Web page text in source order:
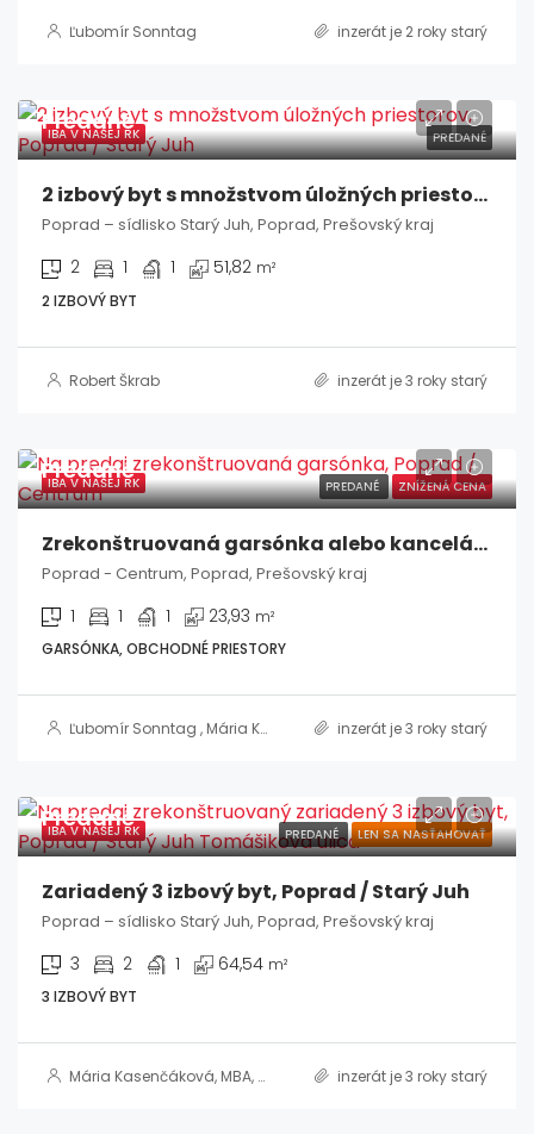
Ľubomír Sonntag inzerát je 2 roky starý
IBA V NAŠEJ RK PREDANÉ
Predané
2 izbový byt s množstvom úložných priestorov, Poprad / Starý Juh
Poprad – sídlisko Starý Juh, Poprad, Prešovský kraj
2 1 1 51,82 m²
2 IZBOVÝ BYT
Robert Škrab inzerát je 3 roky starý
IBA V NAŠEJ RK PREDANÉ ZNÍŽENÁ CENA
Predané
Zrekonštruovaná garsónka alebo kancelária, Poprad / Centrum
Poprad - Centrum, Poprad, Prešovský kraj
1 1 1 23,93 m²
GARSÓNKA, OBCHODNÉ PRIESTORY
Ľubomír Sonntag , Mária Kasenčáková, MBA, RSc. inzerát je 3 roky starý
IBA V NAŠEJ RK PREDANÉ LEN SA NASŤAHOVAŤ
Predané
Zariadený 3 izbový byt, Poprad / Starý Juh
Poprad – sídlisko Starý Juh, Poprad, Prešovský kraj
3 2 1 64,54 m²
3 IZBOVÝ BYT
Mária Kasenčáková, MBA, RSc. inzerát je 3 roky starý